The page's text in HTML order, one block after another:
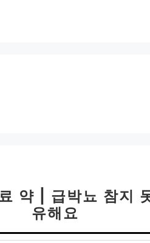
약 | 급박뇨 참지
유해요